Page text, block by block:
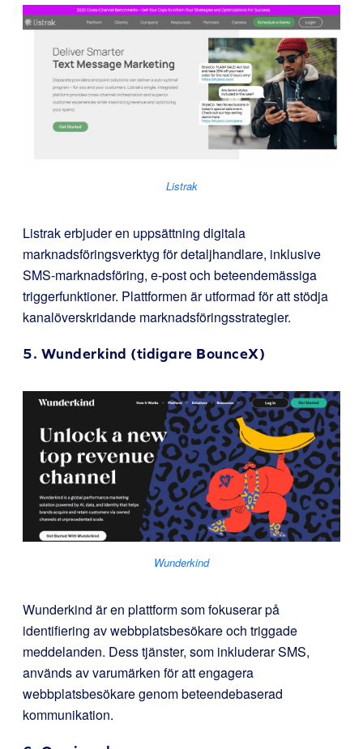
Listrak
Listrak erbjuder en uppsättning digitala
marknadsföringsverktyg för detaljhandlare, inklusive
SMS-marknadsföring, e-post och beteendemässiga
triggerfunktioner. Plattformen är utformad för att stödja
kanalöverskridande marknadsföringsstrategier.
5. Wunderkind (tidigare BounceX)
Wunderkind
Wunderkind är en plattform som fokuserar på
identifiering av webbplatsbesökare och triggade
meddelanden. Dess tjänster, som inkluderar SMS,
används av varumärken för att engagera
webbplatsbesökare genom beteendebaserad
kommunikation.